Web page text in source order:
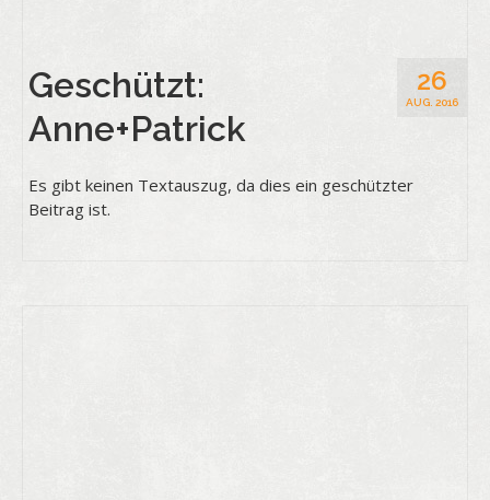
26
AUG. 2016
Geschützt:
Anne+Patrick
Es gibt keinen Textauszug, da dies ein geschützter
Beitrag ist.